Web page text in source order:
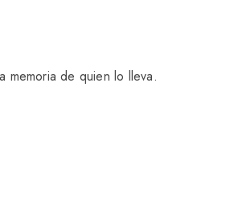
memoria de quien lo lleva.